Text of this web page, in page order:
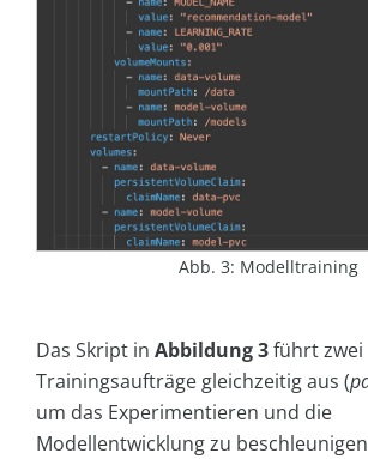
Abb. 3: Modelltraining
Das Skript in Abbildung 3führt zwei
Trainingsaufträge gleichzeitig aus (
um das Experimentieren und die
Modellentwicklung zu